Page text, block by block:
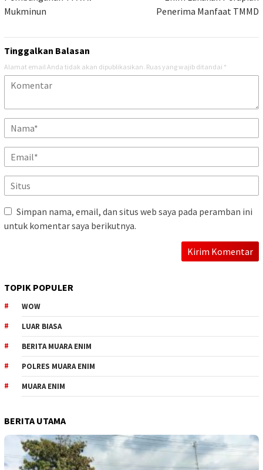
Mukminun
Penerima Manfaat TMMD
Tinggalkan Balasan
Alamat email Anda tidak akan dipublikasikan. Ruas yang wajib ditandai *
Simpan nama, email, dan situs web saya pada peramban ini
untuk komentar saya berikutnya.
TOPIK POPULER
WOW
LUAR BIASA
BERITA MUARA ENIM
POLRES MUARA ENIM
MUARA ENIM
BERITA UTAMA